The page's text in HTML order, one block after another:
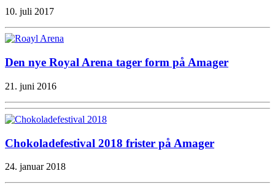
10. juli 2017
Den nye Royal Arena tager form på Amager
21. juni 2016
Chokoladefestival 2018 frister på Amager
24. januar 2018